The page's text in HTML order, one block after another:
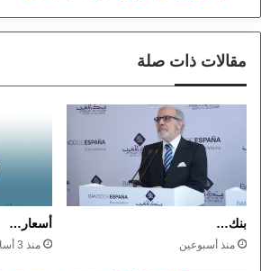
مقالات ذات صلة
بنك…
منذ أسبوعين
أسعار…
منذ 3 أسابيع